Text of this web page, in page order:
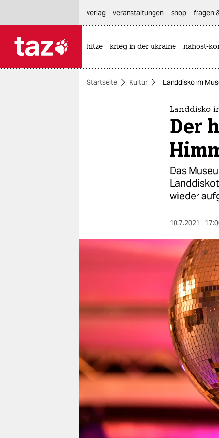
themen
nord
verlag
shop
fragen & hilfe
unterstützen
abo
genossenschaft
verlag
veranstaltungen shop fragen
hitze krieg in der ukraine nahost-
Startseite Kultur Landdisko im
Landdisko
Der
Das
wieder
10.7.2021